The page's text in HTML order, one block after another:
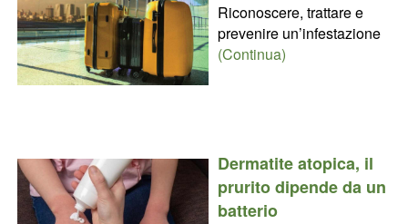
Riconoscere, trattare e
prevenire un’infestazione
(Continua)
Dermatite atopica, il
prurito dipende da un
batterio